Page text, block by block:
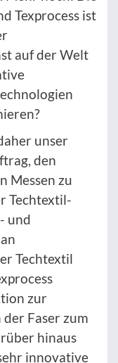
Texprocess ist
auf der Welt
unser
den
Messen zu
Techtextil-
und
Techtextil
zur
Faser zum
hinaus
innovative